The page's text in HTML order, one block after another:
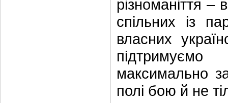
різноманіття –
спільних із
власних
максимально
полі бою й не